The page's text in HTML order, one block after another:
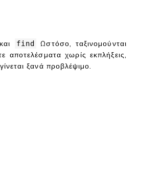
find
Ωστόσο, ταξινομούνται
αποτελέσματα χωρίς εκπλήξεις,
ξανά προβλέψιμο.